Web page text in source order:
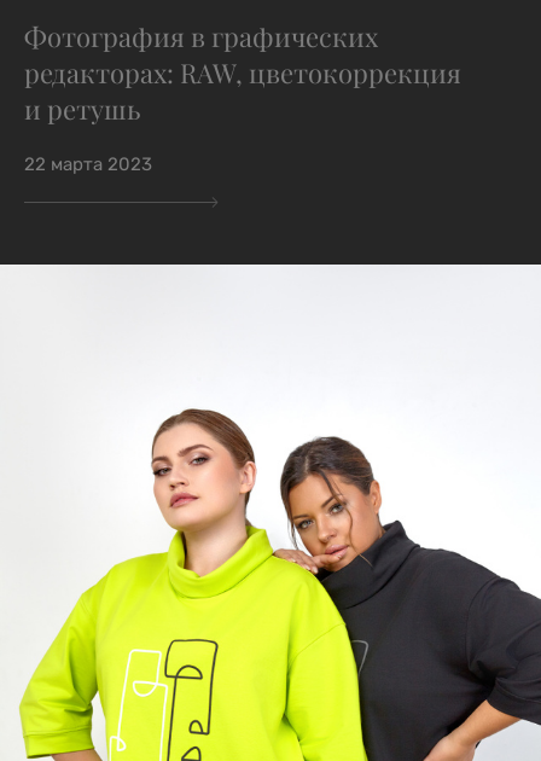
Фотография в графических
редакторах: RAW, цветокоррекция
и ретушь
22 марта 2023